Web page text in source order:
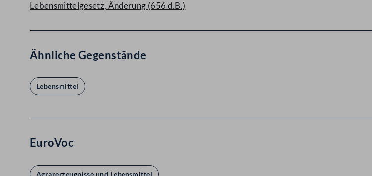
Lebensmittelgesetz, Änderung (656 d.B.)
Ähnliche Gegenstände
Lebensmittel
EuroVoc
Agrarerzeugnisse und Lebensmittel